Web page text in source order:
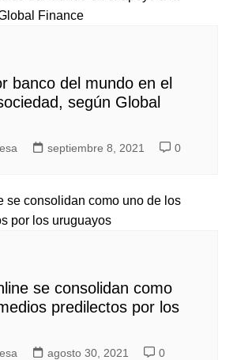
banco del mundo en el
según Global
septiembre 8, 2021 0
se consolidan como
predilectos por los
agosto 30, 2021 0